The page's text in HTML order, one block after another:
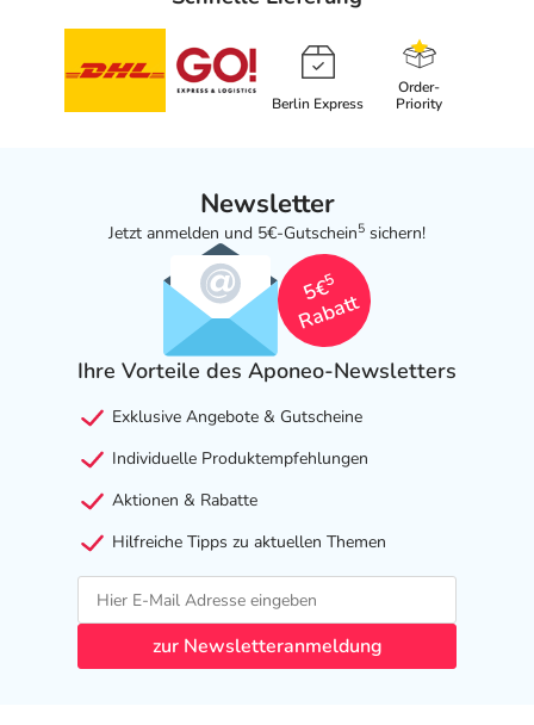
Welche unerwünschten Wirkungen können auftreten?
- Zu hoher Kalziumspiegel im Blut (Hyperkalzämie)
- Harnwegsinfektion
- Erhöhte Nierenwerte (Kreatinin) im Blut
- Muskelschwäche
- Gewichtsverlust
- Unmäßiges Trinken
- Krankhaft gesteigerte Harnausscheidung
- Emotionsloser Zustand mit Interessenlosigkeit
- Wachstumsverzögerung
- Juckreiz (Pruritus)
- Nesselausschlag
- Erhöhte Kalziumausscheidung im Urin
Berlin Express
Order-
Priority
Newsletter
Jetzt anmelden und 5€-Gutschein5 sichern!
5€
5
Rabatt
Ihre Vorteile des Aponeo-Newsletters
Exklusive Angebote & Gutscheine
Individuelle Produktempfehlungen
Aktionen & Rabatte
Hilfreiche Tipps zu aktuellen Themen
zur Newsletteranmeldung